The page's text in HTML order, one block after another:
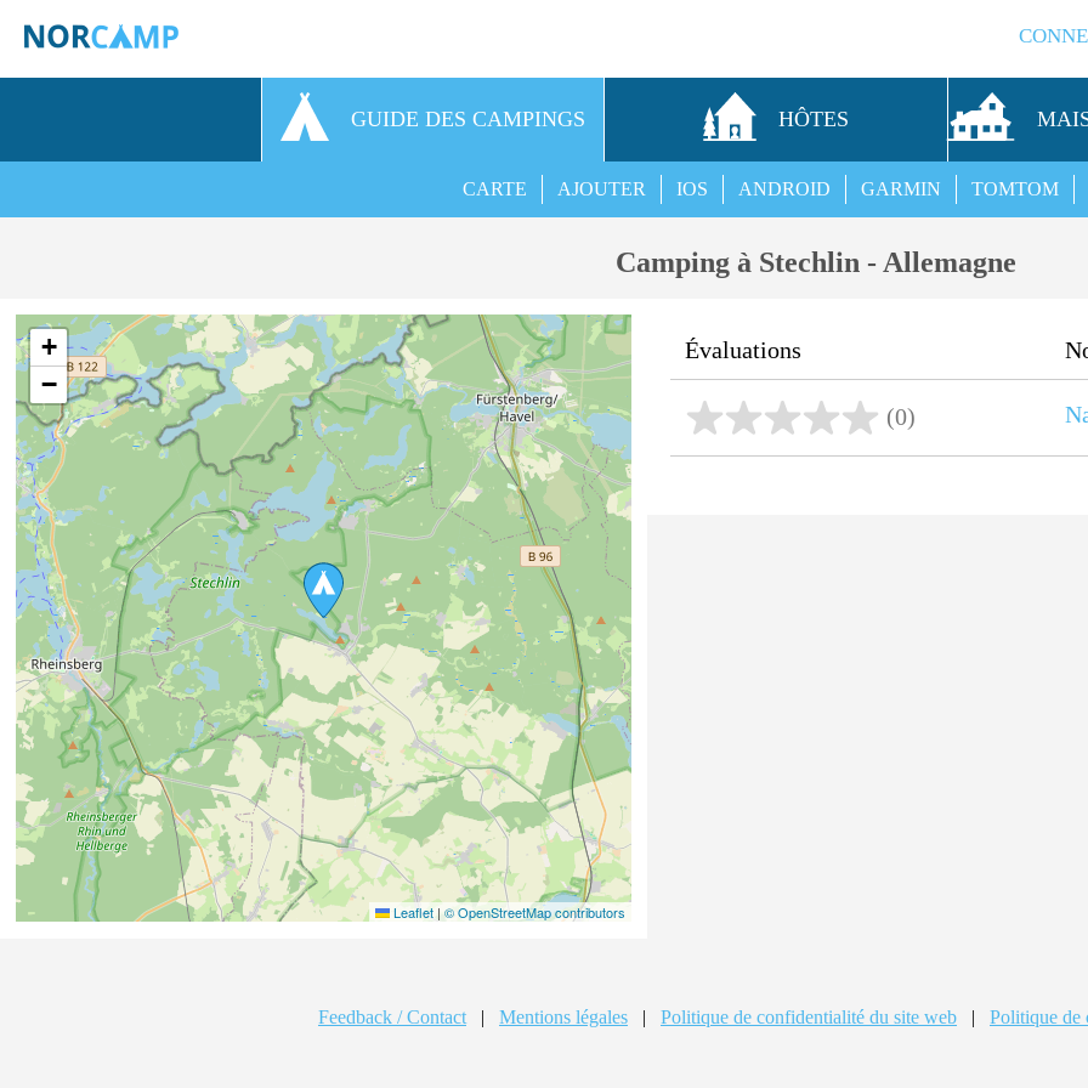
GUIDE DES CAMPINGS HÔTES
TOMTOM
GARMIN
ANDROID
IOS
AJOUTER
CARTE
Camping à Stechlin - Allemagne
+
−
Leaflet | © OpenStreetMap contributors
Évaluations
(0)
Feedback / Contact | Mentions légales | Politique de confidentialité du site web | Politique de